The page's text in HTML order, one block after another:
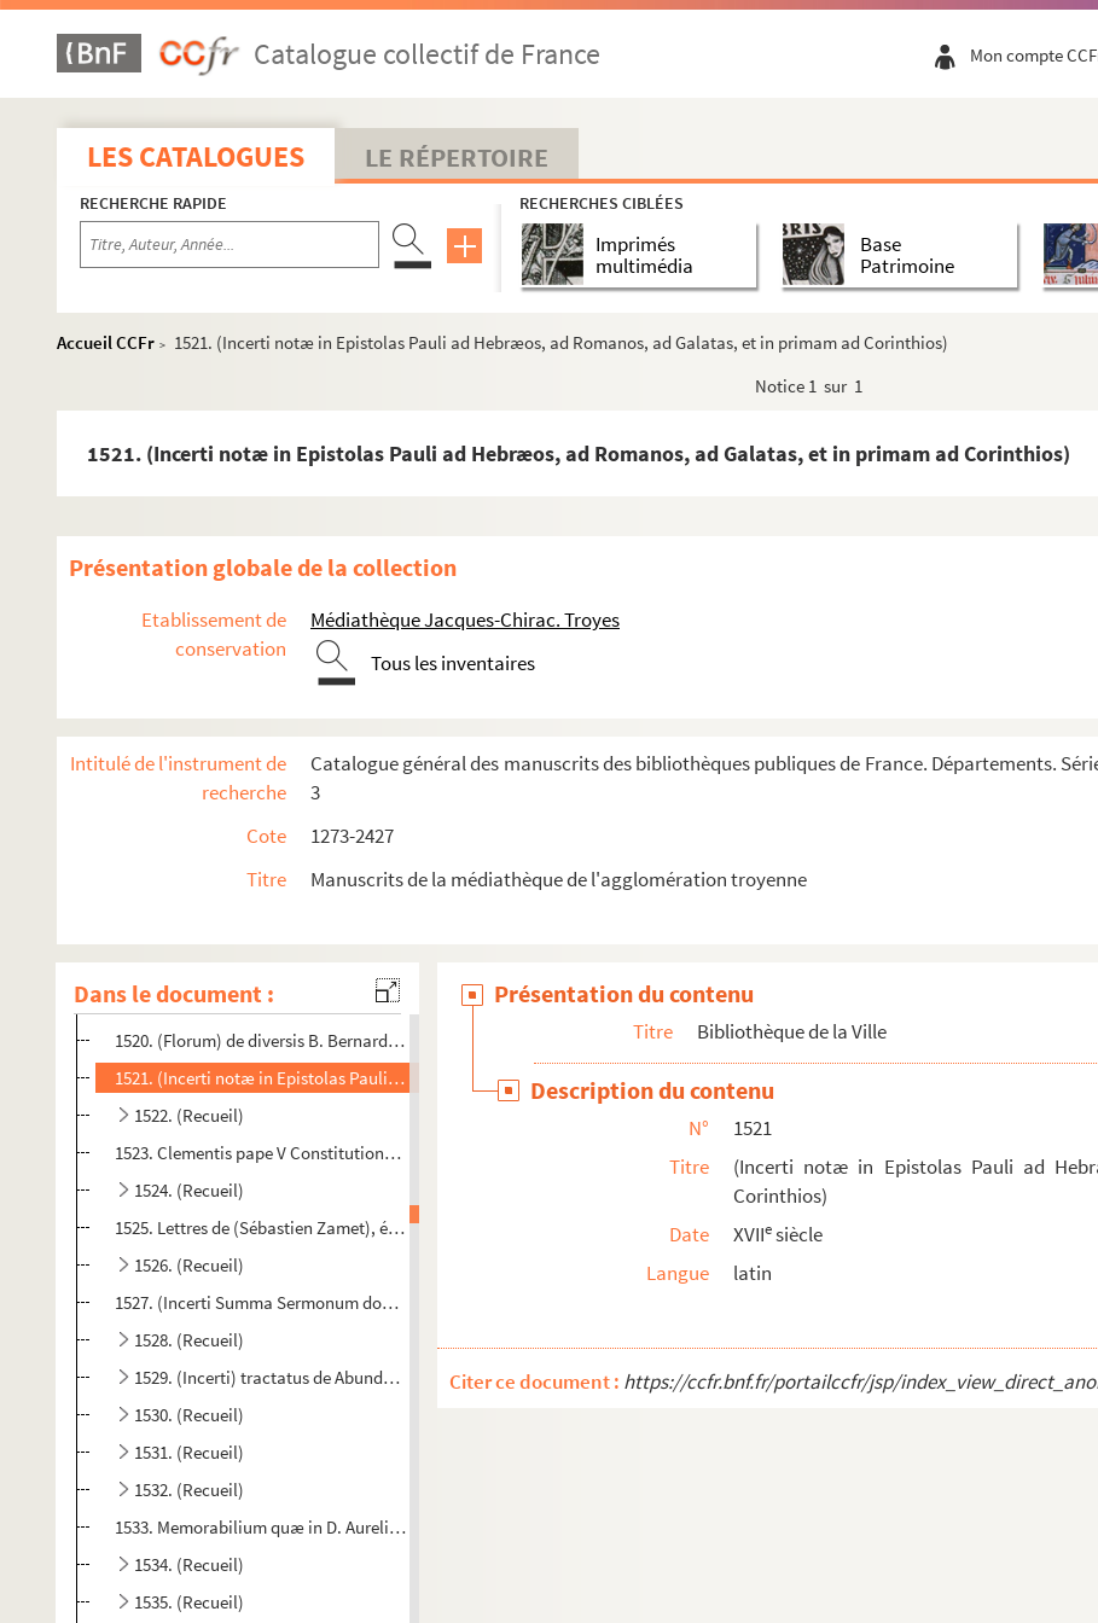
Catalogue collectif de France Mon compte
LES CATALOGUES LE RÉPERTOIRE
RECHERCHE RAPIDE RECHERCHES CIBLÉES
Imprimés
multimédia
Base
Patrimoine
Accueil CCFr >
1521. (Incerti notæ in Epistolas Pauli ad Hebræos, ad Romanos, ad Galatas, et in primam ad Corinthios)
Notice 1 sur 1
1521. (Incerti notæ in Epistolas Pauli ad Hebræos, ad Romanos, ad Galatas, et in primam ad Corinthios)
Présentation globale de la collection
Etablissement de
conservation
Médiathèque Jacques-Chirac. Troyes
Tous les inventaires
Intitulé de l'instrument de
recherche
Catalogue général des manuscrits des bibliothèques publiques de France. Départements.
3
Cote
1273-2427
Titre
Manuscrits de la médiathèque de l'agglomération troyenne
Dans le document :
1493. S. Iheronimi explanatio super Danielem prophetam
1494. (Incerti) Summa Sermonum de Tempore et Sanctis (numero CXVIII)
1495. (Recueil)
1496. La moralité des nobles hommes et des gens du pueple sus le Gieu des Esches, translaté du latin de fr...
1497. (Recueil.) Nicolai de Clamengis, cantoris Baiocensis, Epistole (CLI)
1498. (Incerti) in regulam S. Benedicti expositio
1499. (Incerti) liber de Vita solitaria, de modo proficiendi in sancta vita solitaria, qui non incongrue v...
1500. Petrus de Tarentasia super primum librum Sententiarum
1504. Guiberti (de Tornaco, ordinis Minorum, summa) Sermonum (ad diversos)
1507. (Recueil)
1509. (Incerti Sermones varii)
1512. Evurardi (Everhardi), de Valle scolarium, summa (Sermonum) de Festis (et Sanctis per annum)
1513. Johannis Gerson, cancellarii Parisiensis, tractatus de Penitentia
1516. Magistri Stephani (Langton), Canthuariensis archiepiscopi, Expositiones super Ysaiam et XII minores ...
1518. (Collectarium ad usum ordinis Cisterciensis)
1519. Ivonis, venerabilis Carnotensis episcopi, Pannormia
1520. (Florum) de diversis B. Bernardi, illustrissimi abbatis Clarevallis, opusculis (excerptorum libri X....
1521. (Incerti notæ in Epistolas Pauli ad Hebræos, ad Romanos, ad Galatas, et in primam ad Corinthios)
1522. (Recueil)
1523. Clementis pape V Constitutiones (dictæ Clementinæ)
1524. (Recueil)
1525. Lettres de (Sébastien Zamet), évêque, duc de Langres et pair de France (aumônier de la reine Anne d'...
1526. (Recueil)
1527. (Incerti Summa Sermonum dominicalium super Evangelia)
1528. (Recueil)
1529. (Incerti) tractatus de Abundantia exemplorum in sermonibus
1530. (Recueil)
1531. (Recueil)
1532. (Recueil)
1533. Memorabilium quæ in D. Aurelii Augustini libris atque in Bibliotheca SS. Patrum continentur series e...
1534. (Recueil)
1535. (Recueil)
Présentation du contenu
Titre Bibliothèque de la Ville
Description du contenu
N°
1521
Titre
(Incerti notæ in Epistolas Pauli ad
Corinthios)
Date
XVIIesiècle
Langue
latin
Citer ce document : https://ccfr.bnf.fr/portailccfr/jsp/